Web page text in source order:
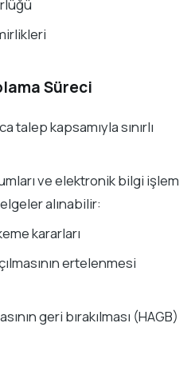
Süreci
talep kapsamıyla sınırlı
ve elektronik bilgi işlem
alınabilir:
kararları
ertelenmesi
geri bırakılması (HAGB)